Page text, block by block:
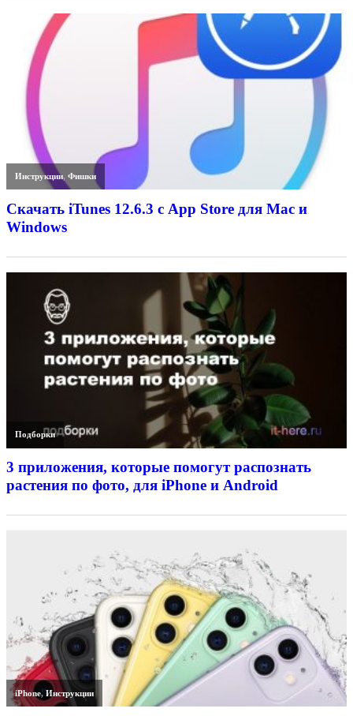
Инструкции,Фишки
Скачать iTunes 12.6.3 с App Store для Mac и
Windows
Подборки
3 приложения, которые помогут распознать
растения по фото, для iPhone и Android
iPhone,Инструкции